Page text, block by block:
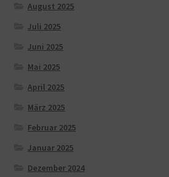
August 2025
Juli 2025
Juni 2025
Mai 2025
April 2025
März 2025
Februar 2025
Januar 2025
Dezember 2024